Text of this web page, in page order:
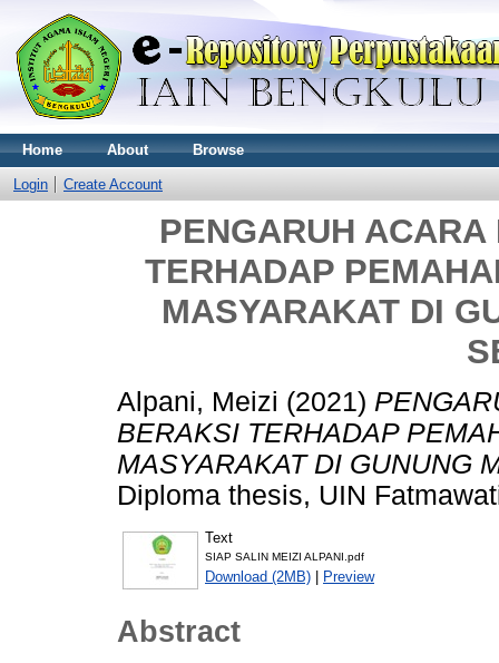
Home About Browse
Login Create Account
PENGARUH
TERHADAP
MASYARAKAT DI
Alpani, Meizi (2021)
BERAKSI TERHADAP
MASYARAKAT DI GUNUNG
Diploma thesis, UIN
Text
SIAP SALIN MEIZI ALPANI.pdf
Download (2MB) | Preview
Abstract